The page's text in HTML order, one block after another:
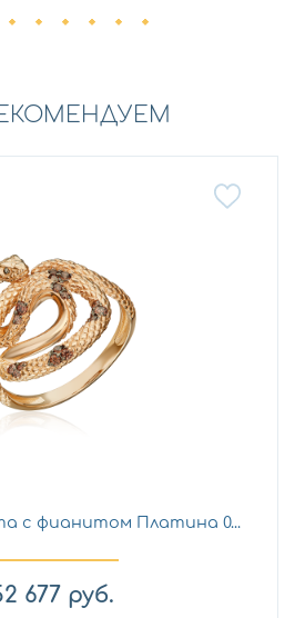
с фианитом Платина 0...
677 руб.